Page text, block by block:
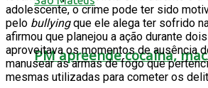
PM apreende cocaína,
adolescente, o crime pode ter sido
pelo bullyingque ele alega ter sofrido
afirmou que planejou a ação durante
aproveitava os momentos de ausência
manusear as armas de fogo que
mesmas utilizadas para cometer os